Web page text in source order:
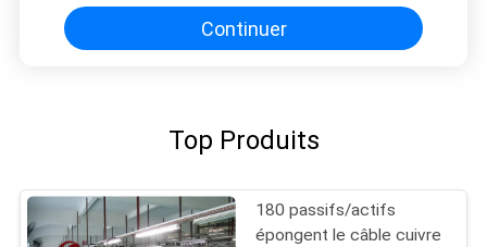
Continuer
Top Produits
180 passifs/actifs
épongent le câble cuivre